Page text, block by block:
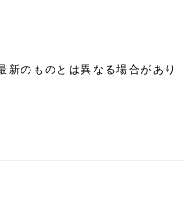
のものとは異なる場合があり